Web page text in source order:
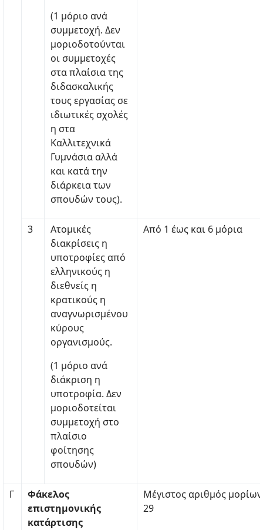
(1 μόριο ανά
συμμετοχή. Δεν
μοριοδοτούνται
οι συμμετοχές
στα πλαίσια της
διδασκαλικής
τους εργασίας σε
ιδιωτικές σχολές
η στα
Καλλιτεχνικά
Γυμνάσια αλλά
και κατά την
διάρκεια των
σπουδών τους).
3
Ατομικές
διακρίσεις η
υποτροφίες από
ελληνικούς η
διεθνείς η
κρατικούς η
αναγνωρισμένου
κύρους
οργανισμούς.
(1 μόριο ανά
διάκριση η
υποτροφία. Δεν
μοριοδοτείται
συμμετοχή στο
πλαίσιο
φοίτησης
σπουδών)
Από 1 έως και 6 μόρια
Γ
Φάκελος
επιστημονικής
κατάρτισης
Μέγιστος αριθμός μορίων
29